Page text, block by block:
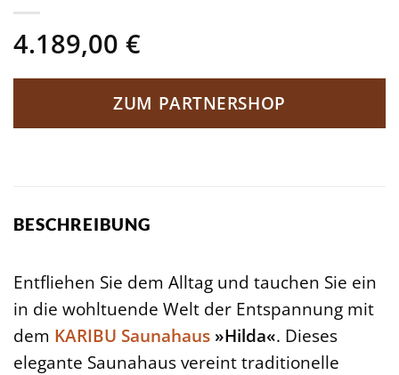
4.189,00 €
ZUM PARTNERSHOP
BESCHREIBUNG
Entfliehen Sie dem Alltag und tauchen Sie ein
in die wohltuende Welt der Entspannung mit
dem KARIBU Saunahaus »Hilda«. Dieses
elegante Saunahaus vereint traditionelle